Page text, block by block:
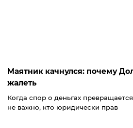
Маятник качнулся: почему
жалеть
Когда спор о деньгах
не важно, кто юридически прав